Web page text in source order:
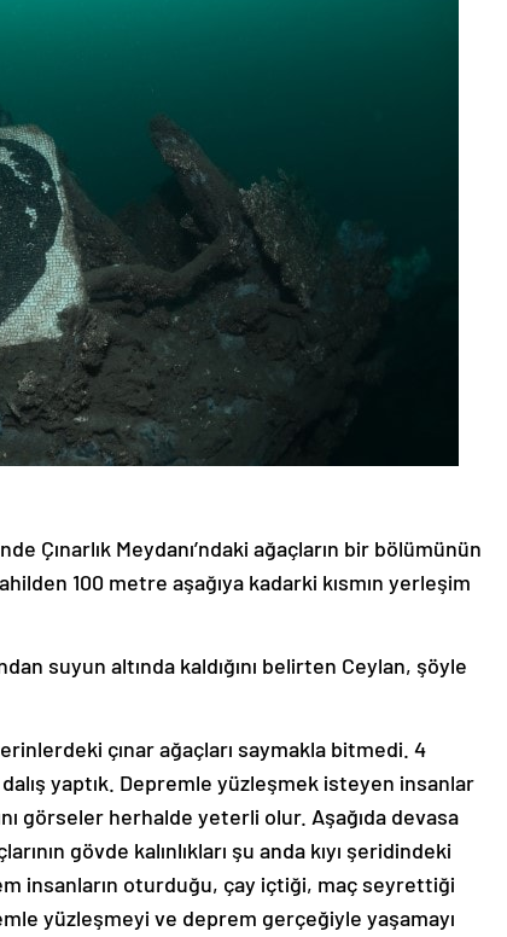
Çınarlık Meydanı’ndaki ağaçların bir bölümünün
100 metre aşağıya kadarki kısmın yerleşim
suyun altında kaldığını belirten Ceylan, şöyle
çınar ağaçları saymakla bitmedi. 4
yaptık. Depremle yüzleşmek isteyen insanlar
görseler herhalde yeterli olur. Aşağıda devasa
gövde kalınlıkları şu anda kıyı şeridindeki
insanların oturduğu, çay içtiği, maç seyrettiği
yüzleşmeyi ve deprem gerçeğiyle yaşamayı